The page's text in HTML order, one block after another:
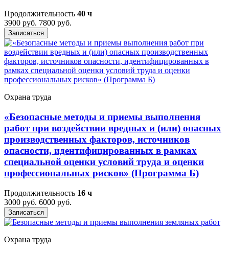
Продолжительность 40 ч
3900 руб. 7800 руб.
Записаться
Охрана труда
«Безопасные методы и приемы выполнения
работ при воздействии вредных и (или) опасных
производственных факторов, источников
опасности, идентифицированных в рамках
специальной оценки условий труда и оценки
профессиональных рисков» (Программа Б)
Продолжительность 16 ч
3000 руб. 6000 руб.
Записаться
Охрана труда